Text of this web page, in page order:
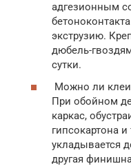
адгезионным
экструзию.
дюбель-
сутки.
Можно ли
При обойном
каркас,
гипсокартона
укладывается
другая